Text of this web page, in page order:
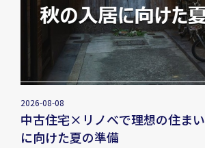
2026-08-08
中古住宅×リノベで理想の住ま
に向けた夏の準備